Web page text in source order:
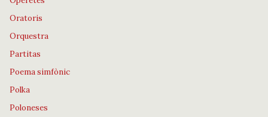
Oratoris
Orquestra
Partitas
Poema simfònic
Polka
Poloneses